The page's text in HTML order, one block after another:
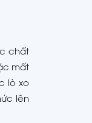
chất
mất
lò xo
lên